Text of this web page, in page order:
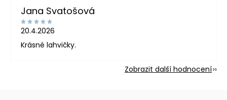
Jana Svatošová
20.4.2026
Krásné lahvičky.
Zobrazit další hodnocení